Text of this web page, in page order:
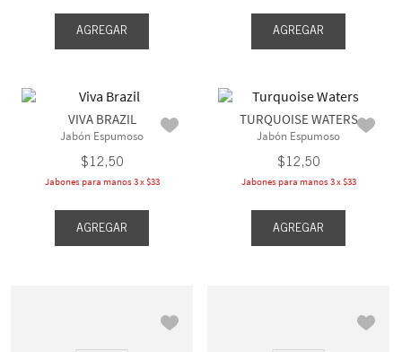
AGREGAR AGREGAR
VIVA BRAZIL
Jabón Espumoso
$12,50
Jabones para manos 3 x $33
AGREGAR
TURQUOISE WATERS
Jabón Espumoso
$12,50
Jabones para manos 3 x $33
AGREGAR